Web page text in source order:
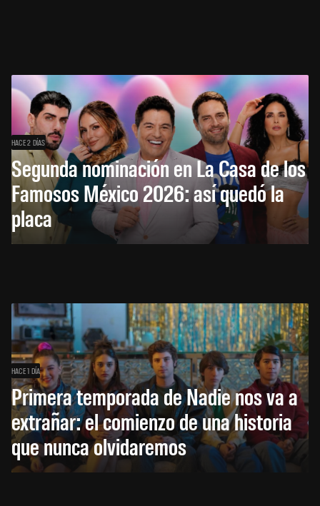
HACE 2 DÍAS
Segunda nominación en La Casa de los
Famosos México 2026: así quedó la
placa
HACE 1 DÍA
Primera temporada de Nadie nos va a
extrañar: el comienzo de una historia
que nunca olvidaremos